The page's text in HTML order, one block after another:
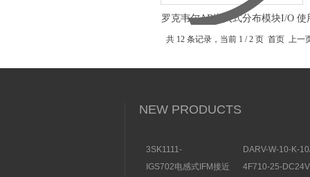
罗克韦尔AB嵌入式分布模块I/O 使
共 12 条记录，当前 1 / 2 页 首页 上
NEW PRODUCTS
3SK1111-
关特点及功能
DARV-W-10-K-
构分析
IGS702电感式IFM接近
4F710-25-